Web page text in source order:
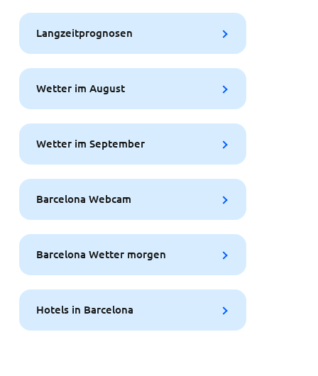
Langzeitprognosen
Wetter im August
Wetter im September
Barcelona Webcam
Barcelona Wetter morgen
Hotels in Barcelona